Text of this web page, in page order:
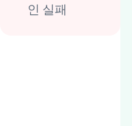
인 실패